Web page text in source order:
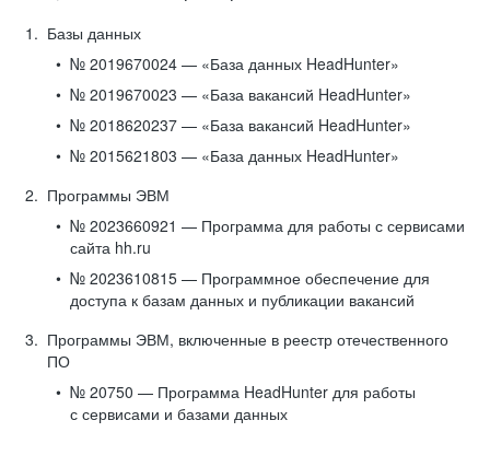
Базы данных
№ 2019670024 — «База данных HeadHunter»
№ 2019670023 — «База вакансий HeadHunter»
№ 2018620237 — «База вакансий HeadHunter»
№ 2015621803 — «База данных HeadHunter»
Программы ЭВМ
№ 2023660921 — Программа для работы с сервисами
сайта hh.ru
№ 2023610815 — Программное обеспечение для
доступа к базам данных и публикации вакансий
Программы ЭВМ, включенные в реестр отечественного
ПО
№ 20750 — Программа HeadHunter для работы
с сервисами и базами данных